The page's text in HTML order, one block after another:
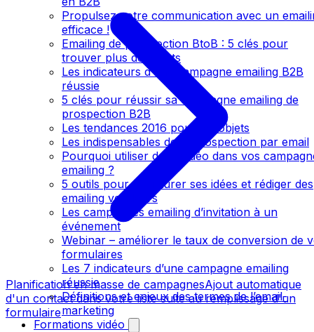
Propulsez votre communication avec un
efficace !
Emailing de prospection BtoB : 5 clés pour
trouver plus de clients
Les indicateurs d’une campagne emailing B2B
réussie
5 clés pour réussir sa campagne emailing de
prospection B2B
Les tendances 2016 pour les objets
Les indispensables de la prospection par email
Pourquoi utiliser de la vidéo dans vos
emailing ?
5 outils pour structurer ses idées et rédiger des
emailing vendeurs
Les campagnes emailing d’invitation à un
événement
Webinar – améliorer le taux de conversion de
formulaires
Les 7 indicateurs d’une campagne emailing
réussie
Définitions et enjeux des termes de l’email-
marketing
Formations vidéo
Planification en masse de campagnesAjout automatique
d'un contact dans votre liste suite au remplissage d'un
formulaire